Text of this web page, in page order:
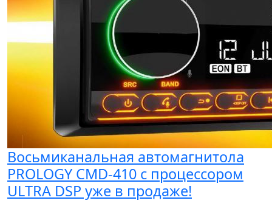
Восьмиканальная автомагнитола
PROLOGY CMD-410 с процессором
ULTRA DSP уже в продаже!